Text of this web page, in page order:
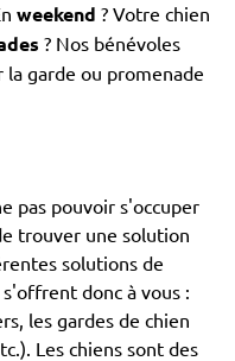
weekend ? Votre chien
? Nos bénévoles
garde ou promenade
pas pouvoir s'occuper
trouver une solution
solutions de
donc à vous :
les gardes de chien
Les chiens sont des